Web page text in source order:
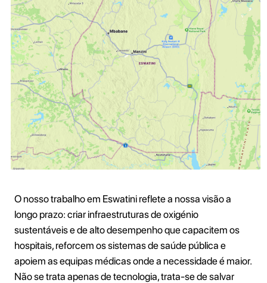
O nosso trabalho em Eswatini reflete a nossa visão a
longo prazo: criar infraestruturas de oxigénio
sustentáveis e de alto desempenho que capacitem os
hospitais, reforcem os sistemas de saúde pública e
apoiem as equipas médicas onde a necessidade é maior.
Não se trata apenas de tecnologia, trata-se de salvar